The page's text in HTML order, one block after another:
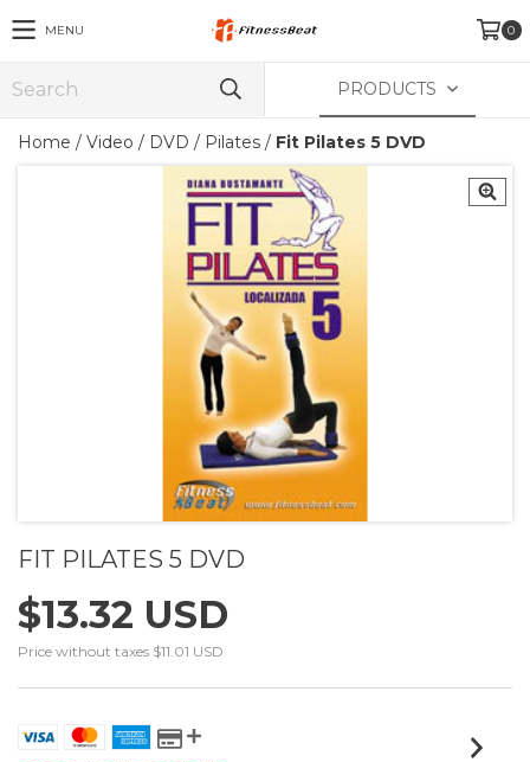
MENU 0
PRODUCTS
Home / Video / DVD / Pilates / Fit Pilates 5 DVD
FIT PILATES 5 DVD
$13.32 USD
Price without taxes $11.01 USD